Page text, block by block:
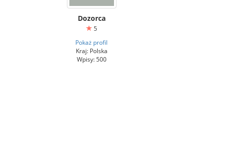
Dozorca
5
Pokaż profil
Kraj: Polska
Wpisy: 500